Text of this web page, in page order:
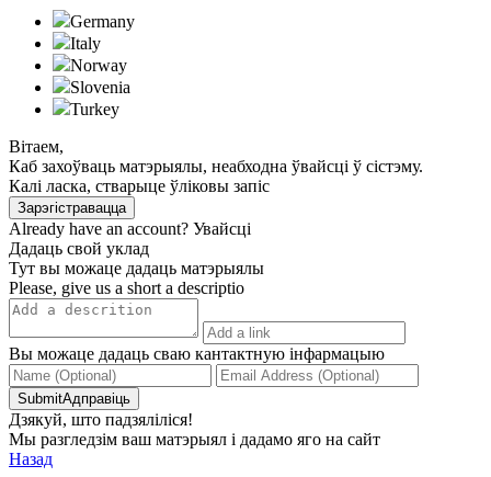
Germany
Italy
Norway
Slovenia
Turkeу
Вітаем,
Каб захоўваць матэрыялы, неабходна ўвайсці ў сістэму.
Калі ласка, стварыце ўліковы запіс
Зарэгістравацца
Already have an account? Увайсці
Дадаць свой уклад
Тут вы можаце дадаць матэрыялы
Please, give us a short a descriptio
Вы можаце дадаць сваю кантактную інфармацыю
SubmitАдправіць
Дзякуй, што падзяліліся!
Мы разгледзім ваш матэрыял і дадамо яго на сайт
Назад